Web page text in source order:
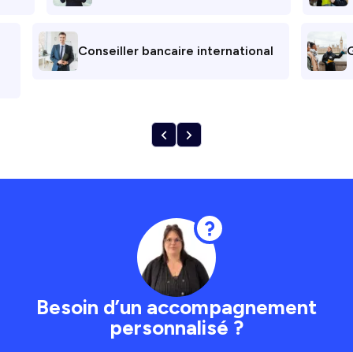
Conseiller bancaire international
Besoin d’un accompagnement
personnalisé ?